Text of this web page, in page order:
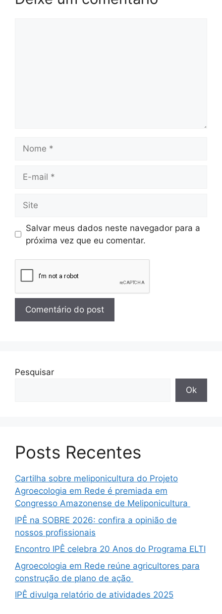
Salvar meus dados neste navegador para a
próxima vez que eu comentar.
Pesquisar
Ok
Posts Recentes
Cartilha sobre meliponicultura do Projeto
Agroecologia em Rede é premiada em
Congresso Amazonense de Meliponicultura
IPÊ na SOBRE 2026: confira a opinião de
nossos profissionais
Encontro IPÊ celebra 20 Anos do Programa ELTI
Agroecologia em Rede reúne agricultores para
construção de plano de ação
IPÊ divulga relatório de atividades 2025